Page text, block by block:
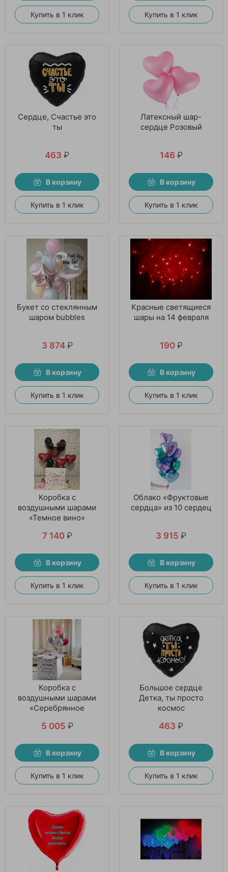
Купить в 1 клик Купить в 1 клик
Сердце, Счастье это
ты
463 ₽
В корзину
Купить в 1 клик
Латексный шар-
сердце Розовый
146 ₽
В корзину
Купить в 1 клик
Букет со стеклянным
шаром bubbles
3 874 ₽
В корзину
Купить в 1 клик
Красные светящиеся
шары на 14 февраля
190 ₽
В корзину
Купить в 1 клик
Коробка с
воздушными шарами
«Темное вино»
7 140 ₽
В корзину
Купить в 1 клик
Облако «Фруктовые
сердца» из 10 сердец
3 915 ₽
В корзину
Купить в 1 клик
Коробка с
воздушными шарами
«Серебрянное
5 005 ₽
В корзину
Купить в 1 клик
Большое сердце
Детка, ты просто
космос
463 ₽
В корзину
Купить в 1 клик